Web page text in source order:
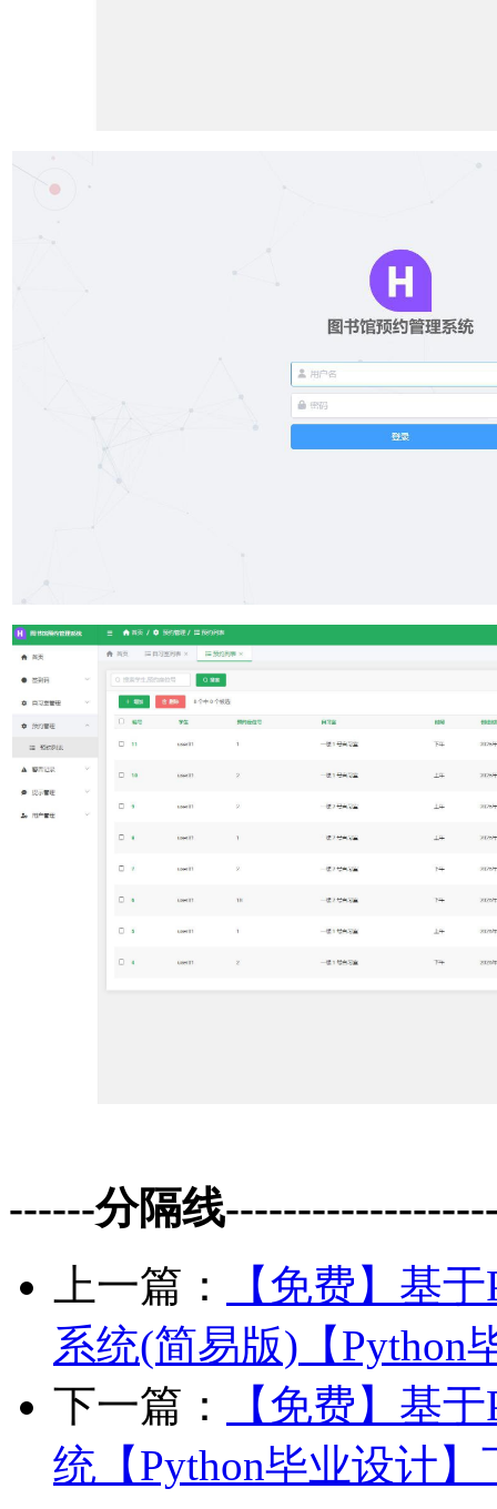
------分隔线
上一篇：
【免费】基
系统(简易版)【Python
下一篇：
【免费】基
统【Python毕业设计】